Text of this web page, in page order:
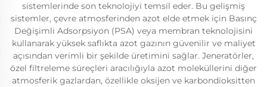
sistemlerinde son teknolojiyi temsil eder. Bu gelişmiş
sistemler, çevre atmosferinden azot elde etmek için Basınç
Değişimli Adsorpsiyon (PSA) veya membran teknolojisini
kullanarak yüksek saflıkta azot gazının güvenilir ve maliyet
açısından verimli bir şekilde üretimini sağlar. Jeneratörler,
özel filtreleme süreçleri aracılığıyla azot moleküllerini diğer
atmosferik gazlardan, özellikle oksijen ve karbondioksitten